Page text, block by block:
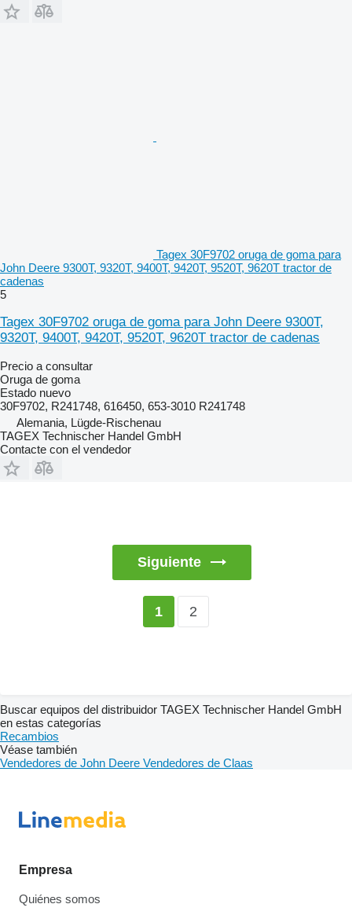
Tagex 30F9702 oruga de goma para
John Deere 9300T, 9320T, 9400T, 9420T, 9520T, 9620T tractor de
cadenas
5
Tagex 30F9702 oruga de goma para John Deere 9300T,
9320T, 9400T, 9420T, 9520T, 9620T tractor de cadenas
Precio a consultar
Oruga de goma
Estado nuevo
30F9702, R241748, 616450, 653-3010 R241748
Alemania, Lügde-Rischenau
TAGEX Technischer Handel GmbH
Contacte con el vendedor
Siguiente
1 2
Buscar equipos del distribuidor TAGEX Technischer Handel GmbH
en estas categorías
Recambios
Véase también
Vendedores de John Deere Vendedores de Claas
Empresa
Quiénes somos